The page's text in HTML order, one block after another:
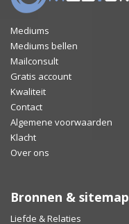
Mediums
Mediums bellen
Mailconsult
Gratis account
Kwaliteit
Contact
Algemene voorwaarden
Klacht
Over ons
Bronnen & sitemap
Liefde & Relaties